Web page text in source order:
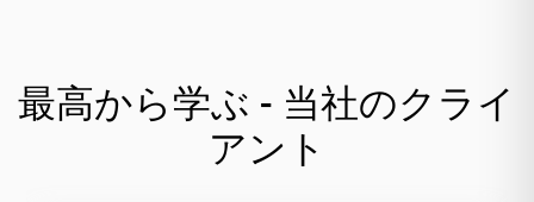
最高から学ぶ - 当社のクライ
アント